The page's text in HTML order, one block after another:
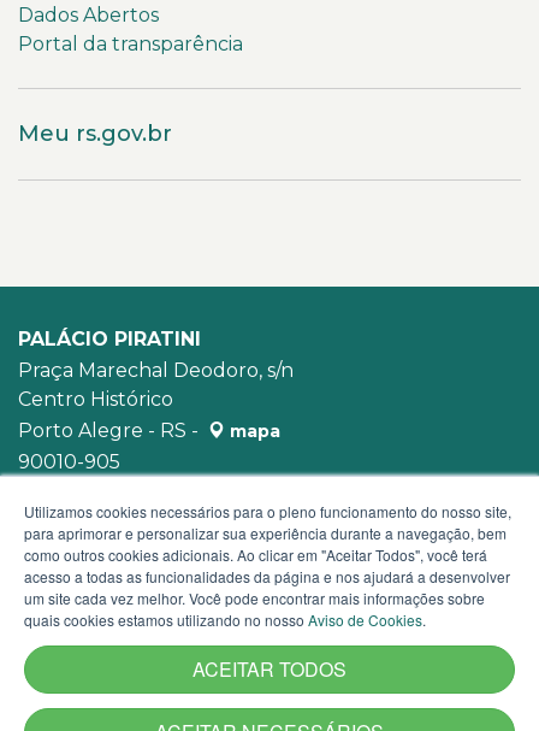
Dados Abertos
Portal da transparência
Meu rs.gov.br
PALÁCIO PIRATINI
Praça Marechal Deodoro, s/n
Centro Histórico
Porto Alegre - RS -
mapa
90010-905
Utilizamos cookies necessários para o pleno funcionamento do nosso site,
para aprimorar e personalizar sua experiência durante a navegação, bem
como outros cookies adicionais. Ao clicar em "Aceitar Todos", você terá
acesso a todas as funcionalidades da página e nos ajudará a desenvolver
um site cada vez melhor. Você pode encontrar mais informações sobre
quais cookies estamos utilizando no nosso Aviso de Cookies.
ACEITAR TODOS